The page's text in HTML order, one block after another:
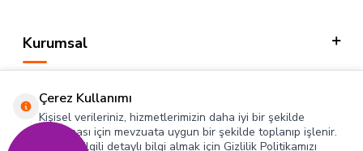
Kurumsal
Hızlı Erişim
Çerez Kullanımı
Kişisel verileriniz, hizmetlerimizin daha iyi bir şekilde
sunulması için mevzuata uygun bir şekilde toplanıp işlenir.
Konuyla ilgili detaylı bilgi almak için Gizlilik Politikamızı